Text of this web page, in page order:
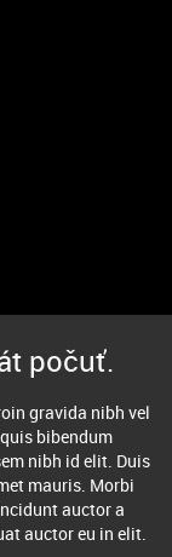
počuť.
gravida nibh vel
bibendum
nibh id elit. Duis
mauris. Morbi
auctor a
auctor eu in elit.